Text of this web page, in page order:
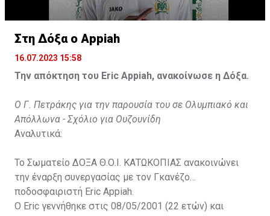
Στη Δόξα ο Appiah
16.07.2023 15:58
Την απόκτηση του Eric Appiah, ανακοίνωσε η Δόξα.
Ο Γ. Πετράκης για την παρουσία του σε Ολυμπιακό και
Απόλλωνα - Σχόλιο για Ουζουνίδη
Αναλυτικά:
Το Σωματείο ΔΟΞΑ Θ.Ο.Ι. ΚΑΤΩΚΟΠΙΑΣ ανακοινώνει
την έναρξη συνεργασίας με τον Γκανέζο
ποδοσφαιριστή Eric Appiah.
Ο Eric γεννήθηκε στις 08/05/2001 (22 ετών) και